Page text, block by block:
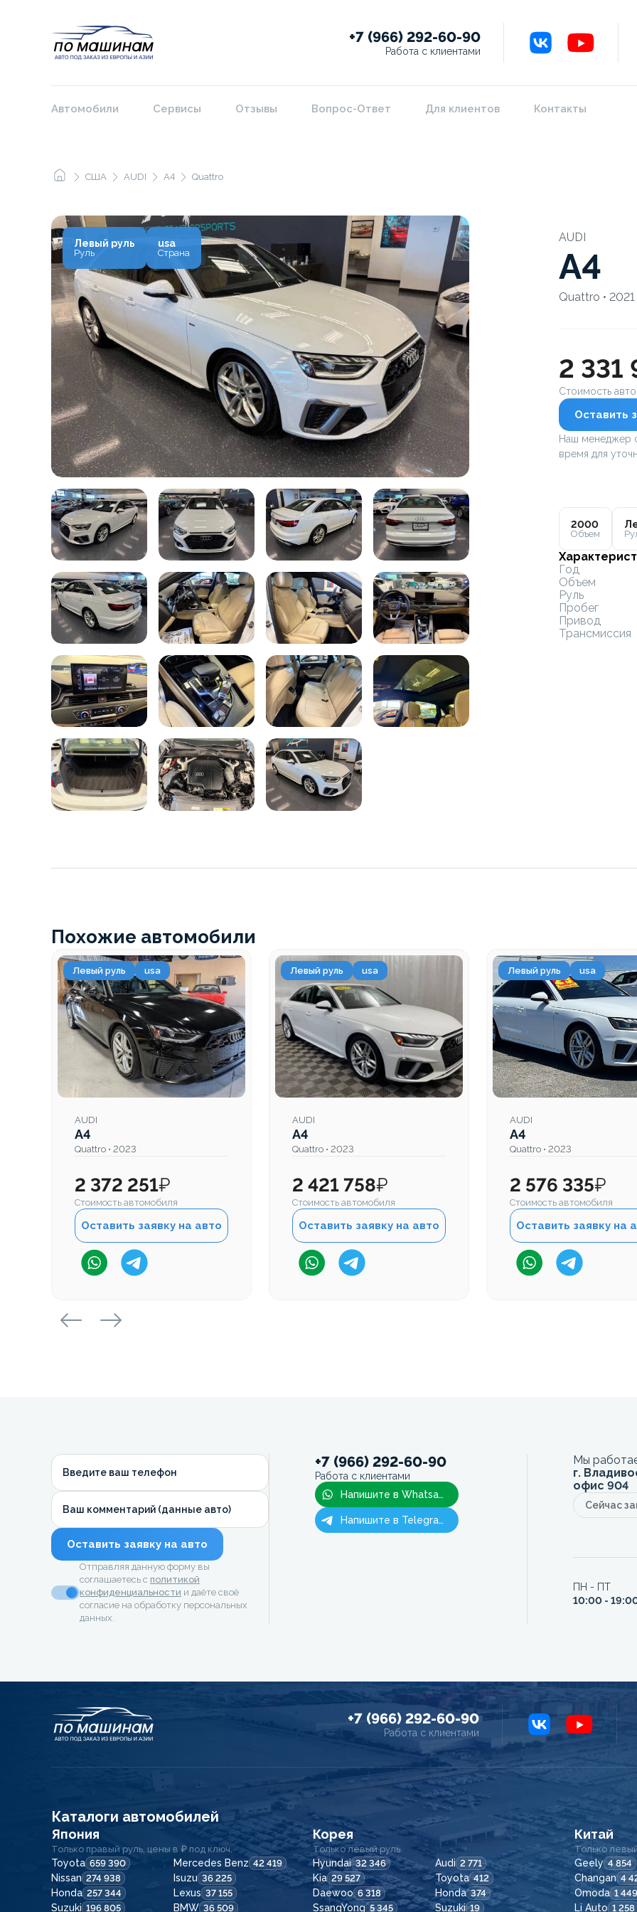
+7 (966) 292-60-90
Работа с клиентами
Автомобили Сервисы Отзывы Вопрос-Ответ Для клиентов Контакты
США AUDI A4 Quattro
AUDI
A4
Quattro •
Левый руль
Руль
usa
Страна
2 331
Стоимость
Оставить
Наш менеджер
время для
2000
Объем
Год
Объем
Руль
Пробег
Привод
Трансмиссия
Похожие автомобили
Левый руль usa
AUDI
A4
Quattro • 2023
2 372 251₽
Стоимость автомобиля
Оставить заявку на авто
Левый руль usa
AUDI
A4
Quattro • 2023
2 421 758₽
Стоимость автомобиля
Оставить заявку на авто
Левый руль usa
AUDI
A4
Quattro • 2023
2 576 335₽
Стоимость автомобиля
Оставить заявку на
Введите ваш телефон
Ваш комментарий (данные авто)
Оставить заявку на авто
Отправляя данную форму вы
соглашаетесь с политикой
конфиденциальности и даёте своё
согласие на обработку персональных
данных.
+7 (966) 292-60-90
Работа с клиентами
Напишите в Whatsapp
Напишите в Telegram
Мы
г.
офис 904
Сейчас
ПН - ПТ
10:00 -
+7 (966) 292-60-90
Работа с клиентами
Каталоги автомобилей
Япония
Только правый руль, цены в ₽ под ключ.
Toyota 659 390 Mercedes Benz 42 419
Nissan 274 938 Isuzu 36 225
Honda 257 344 Lexus 37 155
Suzuki 196 805 BMW 36 509
Корея
Только левый руль
Hyundai 32 346 Audi 2 771
Kia 29 527 Toyota 412
Daewoo 6 318 Honda 374
SsangYong 5 345 Suzuki 19
Китай
Только
Geely 4 854
Changan 4
Omoda 1 449
Li Auto 1 258